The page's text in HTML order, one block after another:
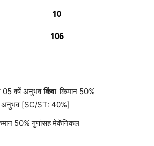
10
106
05 वर्षे अनुभवकिंवाकिमान 50%
अनुभव [SC/ST: 40%]
50% गुणांसह मेकॅनिकल